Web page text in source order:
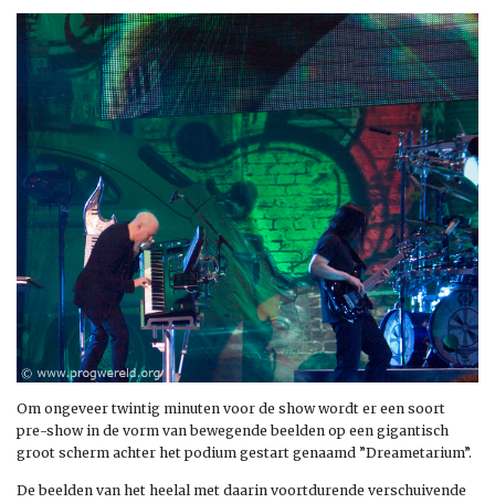
Om ongeveer twintig minuten voor de show wordt er een soort
pre-show in de vorm van bewegende beelden op een gigantisch
groot scherm achter het podium gestart genaamd ”Dreametarium”.
De beelden van het heelal met daarin voortdurende verschuivende